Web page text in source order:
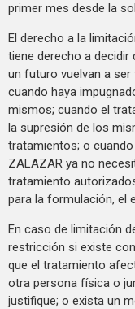
primer mes desde la
El derecho a la
tiene derecho a decidir
un futuro vuelvan a
cuando haya
mismos; cuando el
la supresión de los
tratamientos; o cuando
ZALAZAR ya no
tratamiento
para la formulación, el
En caso de limitación
restricción si existe
que el tratamiento
otra persona física o
justifique; o exista un